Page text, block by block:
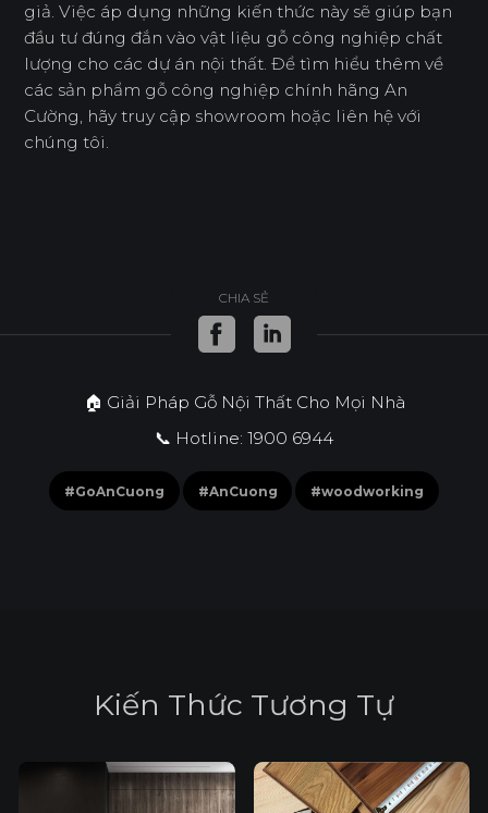
giả. Việc áp dụng những kiến thức này sẽ giúp bạn
đầu tư đúng đắn vào vật liệu gỗ công nghiệp chất
lượng cho các dự án nội thất. Để tìm hiểu thêm về
các sản phẩm gỗ công nghiệp chính hãng An
Cường, hãy truy cập showroom hoặc liên hệ với
chúng tôi.
CHIA SẺ
🏠 Giải Pháp Gỗ Nội Thất Cho Mọi Nhà
📞 Hotline: 1900 6944
#GoAnCuong #AnCuong #woodworking
Kiến Thức Tương Tự